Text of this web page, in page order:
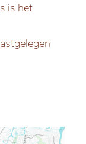
is het